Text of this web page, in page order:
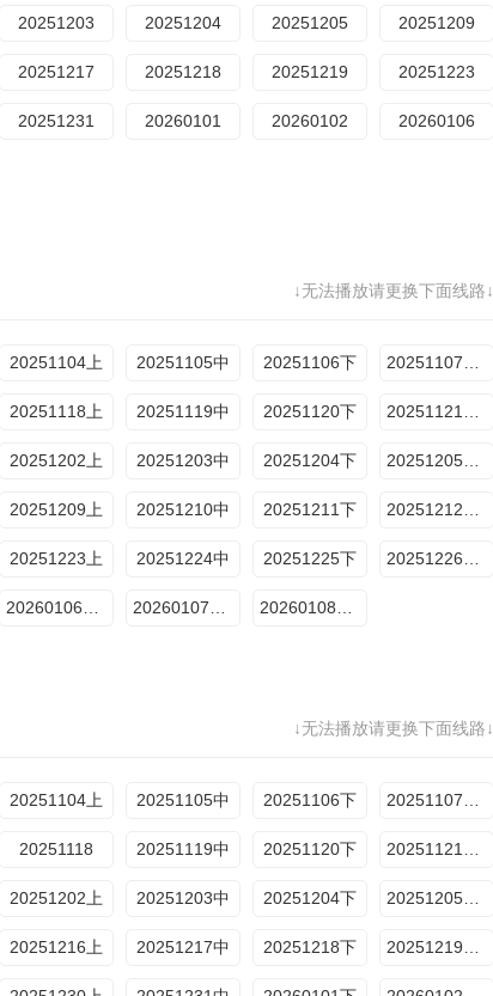
20251203 20251204 20251205 20251209
20251217 20251218 20251219 20251223
20251231 20260101 20260102 20260106
↓无法播放请更换下面线路↓
20251104上 20251105中 20251106下
20251118上 20251119中 20251120下
20251202上 20251203中 20251204下 20251205加更
20251209上 20251210中 20251211下
20251223上 20251224中 20251225下
↓无法播放请更换下面线路↓
20251104上 20251105中 20251106下
20251118 20251119中 20251120下
20251202上 20251203中 20251204下 20251205加更
20251216上 20251217中 20251218下